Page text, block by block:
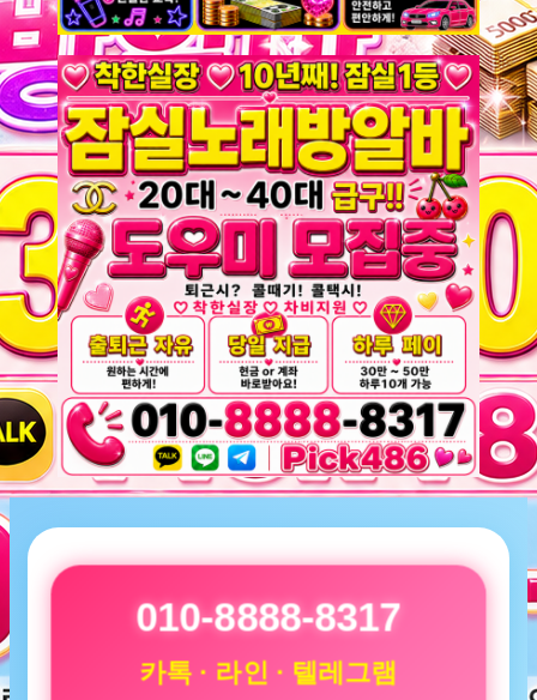
010-8888-8317
카톡 · 라인 · 텔레그램